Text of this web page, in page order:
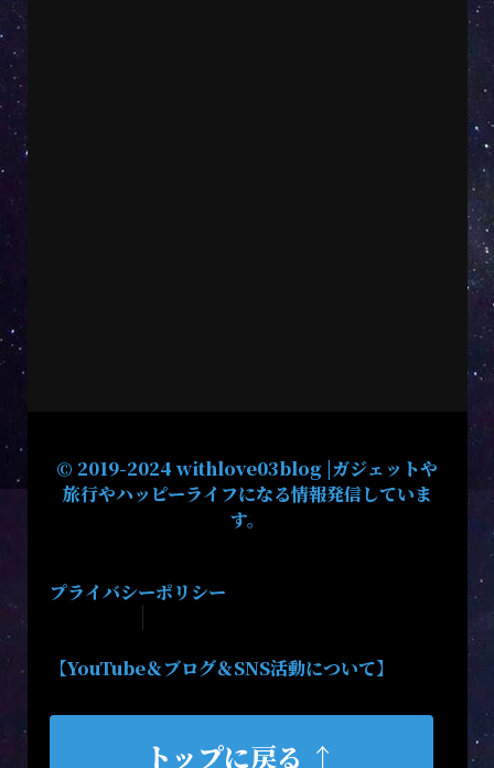
© 2019-2024 withlove03blog |ガジェットや
旅行やハッピーライフになる情報発信していま
す。
プライバシーポリシー
【YouTube＆ブログ＆SNS活動について】
トップに戻る ↑